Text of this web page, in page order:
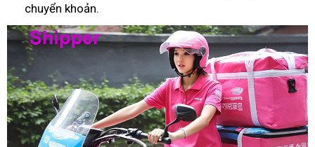
chuyển khoản.